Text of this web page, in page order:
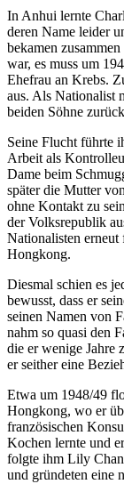
In Anhui lernte
deren Name leider
bekamen
war, es muss um
Ehefrau an Krebs.
aus. Als Nationalist
beiden Söhne
Seine Flucht führte
Arbeit als
Dame beim
später die Mutter
ohne Kontakt zu
der Volksrepublik
Nationalisten
Hongkong.
Diesmal schien es
bewusst, dass er
seinen Namen von
nahm so quasi den
die er wenige Jahre
er seither eine
Etwa um 1948/49
Hongkong, wo er
französischen
Kochen lernte und
folgte ihm Lily
und gründeten eine